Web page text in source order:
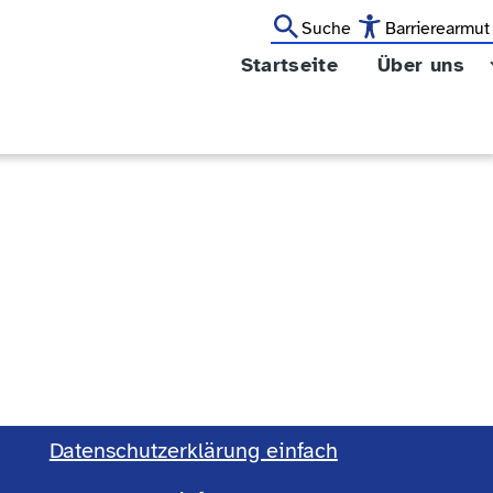
Suche Barrierearmut
Startseite Über uns
Datenschutzerklärung einfach